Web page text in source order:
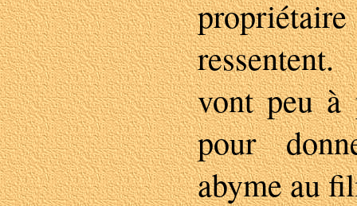
vont peu à
pour
abyme au